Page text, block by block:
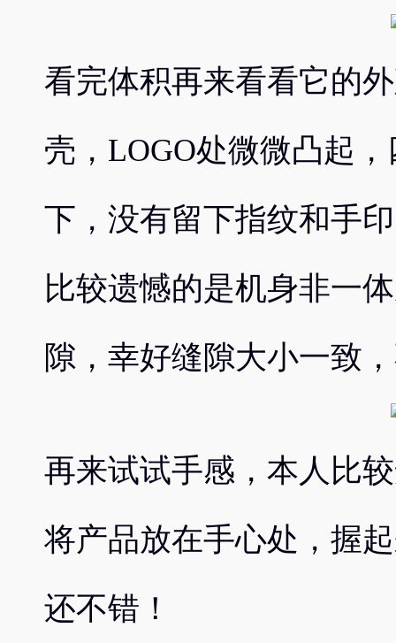
看完体积再来看看它的
壳，LOGO处微微凸起
下，没有留下指纹和手
比较遗憾的是机身非一
隙，幸好缝隙大小一致
再来试试手感，本人比
将产品放在手心处，握
还不错！